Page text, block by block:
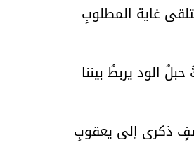
غاية المطلوبِ
الود يربطُ بيننا
ذكرى إلى يعقوبِ